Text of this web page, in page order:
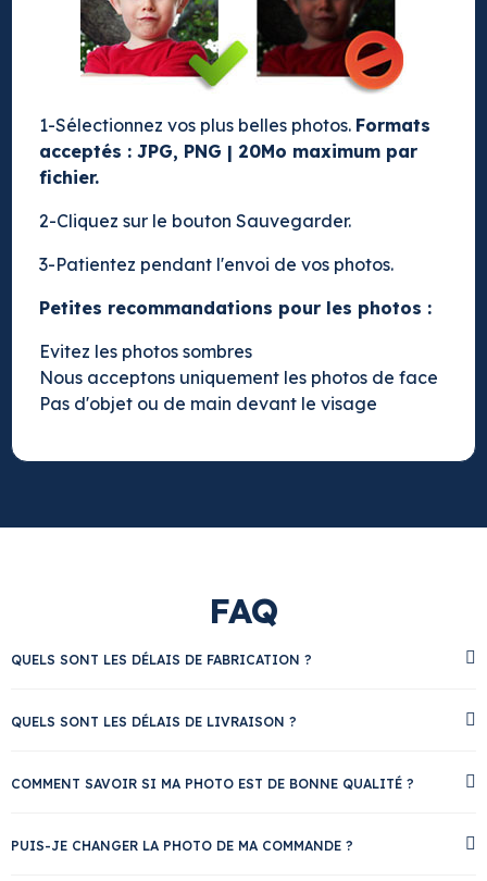
1-Sélectionnez vos plus belles photos. Formats
acceptés : JPG, PNG | 20Mo maximum par
fichier.
2-Cliquez sur le bouton Sauvegarder.
3-Patientez pendant l'envoi de vos photos.
Petites recommandations pour les photos :
Evitez les photos sombres
Nous acceptons uniquement les photos de face
Pas d'objet ou de main devant le visage
FAQ
QUELS SONT LES DÉLAIS DE FABRICATION ?
QUELS SONT LES DÉLAIS DE LIVRAISON ?
COMMENT SAVOIR SI MA PHOTO EST DE BONNE QUALITÉ ?
PUIS-JE CHANGER LA PHOTO DE MA COMMANDE ?